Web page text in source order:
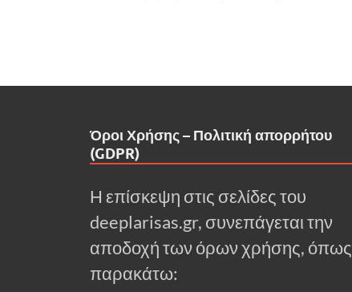
Όροι Χρήσης – Πολιτική απορρήτου
(GDPR)
Η επίσκεψη στις σελίδες του
deeplarisas.gr, συνεπάγεται την
αποδοχή των όρων χρήσης, όπως
παρακάτω: